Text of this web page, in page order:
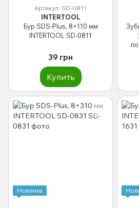
Артикул: SD-0811
INTERTOOL
Бур SDS-Plus, 8×110 мм
INTERTOOL SD-0811
39 грн
Купить
Новинка